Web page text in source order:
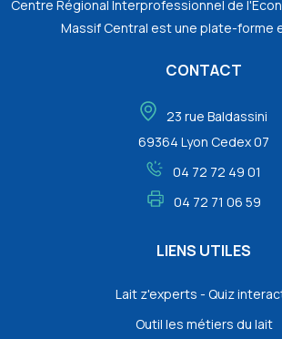
Centre Régional Interprofessionnel de
Massif Central est une plate-forme
CONTACT
23 rue Baldassini
69364 Lyon Cedex 07
04 72 72 49 01
04 72 71 06 59
LIENS UTILES
Lait z'experts - Quiz
Outil les métiers du lait